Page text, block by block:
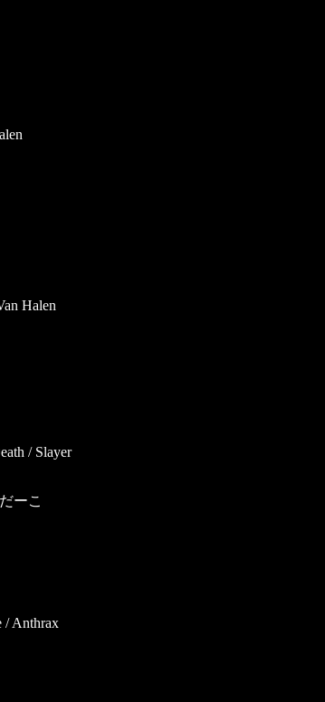
Halen
/ Slayer
ーこ
/ Anthrax